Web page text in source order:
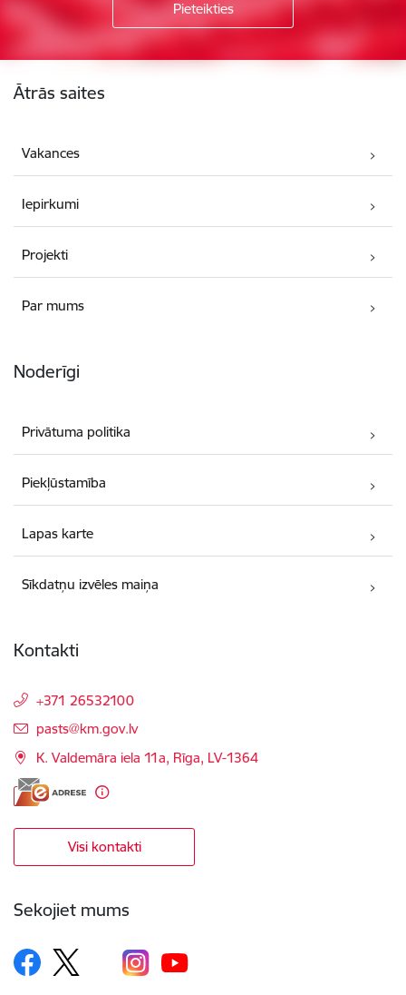
Ātrās saites
Vakances
Iepirkumi
Projekti
Par mums
Noderīgi
Privātuma politika
Piekļūstamība
Lapas karte
Sīkdatņu izvēles maiņa
Kontakti
+371 26532100
E-pasts:
pasts@km.gov.lv
K. Valdemāra iela 11a, Rīga, LV-1364
Visi kontakti
Sekojiet mums